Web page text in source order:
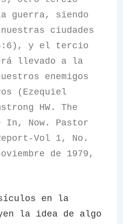
guerra, siendo
ciudades
y el tercio
llevado a la
enemigos
(Ezequiel
HW. The
In, Now. Pastor
Vol 1, No.
de 1979,
en la
la idea de algo